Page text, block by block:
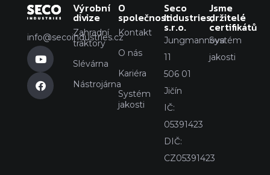
info@secoindustries.cz
Výrobní
divize
Zahradní
traktory
Slévárna
Nástrojárna
O
společnosti
Kontakt
O nás
Kariéra
Systém
jakosti
Seco
Industries,
s.r.o.
Jungmannova
11
506 01
Jičín
IČ:
05391423
DIČ:
CZ05391423
Jsme
držitelé
certifikátů
Systém
jakosti